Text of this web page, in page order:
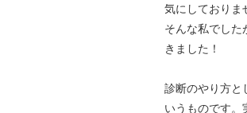
気にしておりま
そんな私でした
きました！
診断のやり方と
いうものです。